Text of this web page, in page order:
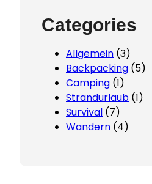
Categories
Allgemein (3)
Backpacking (5)
Camping (1)
Strandurlaub (1)
Survival (7)
Wandern (4)